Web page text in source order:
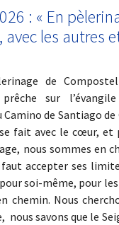
: « En
les autres
de
sur
Camino de Santiago
fait avec le cœur, et
nous sommes en
accepter ses
soi-même, pour
chemin. Nous
nous savons que le